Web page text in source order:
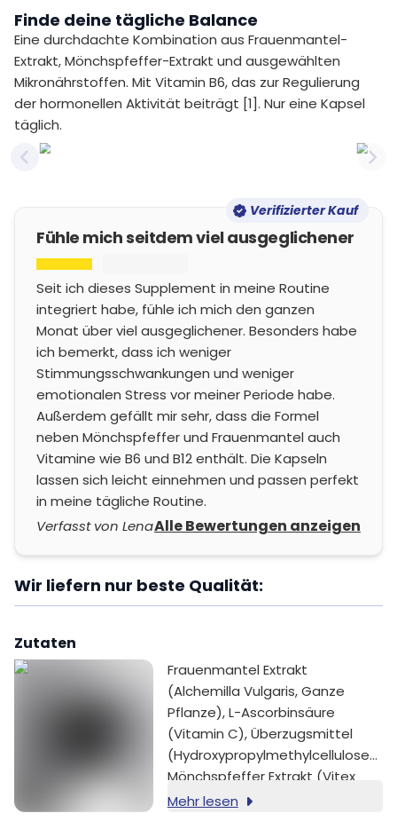
Finde deine tägliche Balance
Eine durchdachte Kombination aus Frauenmantel-
Extrakt, Mönchspfeffer-Extrakt und ausgewählten
Mikronährstoffen. Mit Vitamin B6, das zur Regulierung
der hormonellen Aktivität beiträgt [1]. Nur eine Kapsel
täglich.
Previous slide
Verifizierter Kauf
Fühle mich seitdem viel ausgeglichener
Seit ich dieses Supplement in meine Routine
integriert habe, fühle ich mich den ganzen
Monat über viel ausgeglichener. Besonders habe
ich bemerkt, dass ich weniger
Stimmungsschwankungen und weniger
emotionalen Stress vor meiner Periode habe.
Außerdem gefällt mir sehr, dass die Formel
neben Mönchspfeffer und Frauenmantel auch
Vitamine wie B6 und B12 enthält. Die Kapseln
lassen sich leicht einnehmen und passen perfekt
in meine tägliche Routine.
Verfasst von LenaAlle Bewertungen anzeigen
Wir liefern nur beste Qualität:
Zutaten
Frauenmantel Extrakt
(Alchemilla Vulgaris, Ganze
Pflanze), L-Ascorbinsäure
(Vitamin C), Überzugsmittel
(Hydroxypropylmethylcellulose),
Mönchspfeffer Extrakt (Vitex
Agnus Castus, Frucht),
Mehr lesen